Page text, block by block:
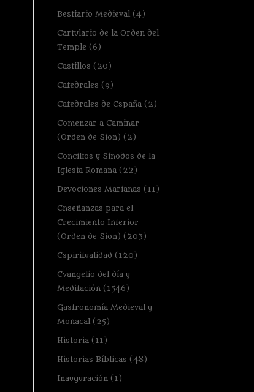
Bestiario Medieval (4)
Cartulario de la Orden del
Temple (6)
Castillos (20)
Catedrales (9)
Catedrales de España (2)
Comenzar a Caminar
(Orden de Sion) (2)
Concilios y Sínodos de la
Iglesia Romana (22)
Devociones Marianas (11)
Enseñanzas para el
Crecimiento Interior
(Orden de Sion) (203)
Espiritualidad (120)
Evangelio del día y
Meditación (1546)
Gastronomía Medieval y
Monacal (25)
Historia (11)
Historias Bíblicas (48)
Inauguración (1)